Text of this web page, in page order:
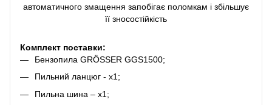
автоматичного змащення запобігає поломкам і збільшує
її зносостійкість
Комплект поставки:
Бензопила GRÖSSER GGS1500;
Пильний ланцюг - х1;
Пильна шина – х1;